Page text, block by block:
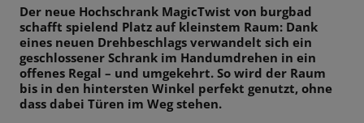
Der neue Hochschrank MagicTwist von burgbad
schafft spielend Platz auf kleinstem Raum: Dank
eines neuen Drehbeschlags verwandelt sich ein
geschlossener Schrank im Handumdrehen in ein
offenes Regal – und umgekehrt. So wird der Raum
bis in den hintersten Winkel perfekt genutzt, ohne
dass dabei Türen im Weg stehen.